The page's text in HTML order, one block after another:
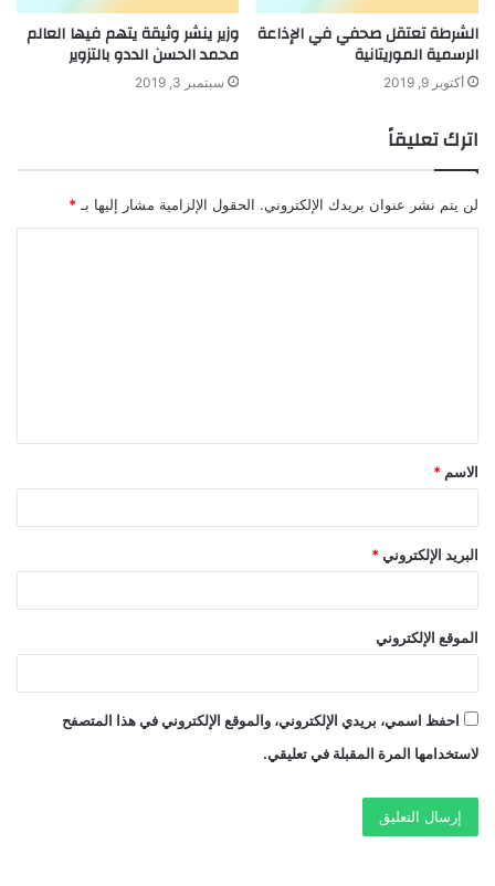
الشرطة تعتقل صحفي في الإذاعة
الرسمية الموريتانية
أكتوبر 9, 2019
وزير ينشر وثيقة يتهم فيها العالم
محمد الحسن الددو بالتزوير
سبتمبر 3, 2019
اترك تعليقاً
لن يتم نشر عنوان بريدك الإلكتروني. الحقول الإلزامية مشار إليها بـ *
ق
*
الاسم *
البريد الإلكتروني *
الموقع الإلكتروني
احفظ اسمي، بريدي الإلكتروني، والموقع الإلكتروني في هذا المتصفح
لاستخدامها المرة المقبلة في تعليقي.